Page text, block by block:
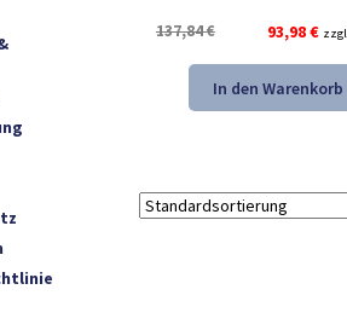
137,84€
war:
137,84 €
93,98€
ist:
In den Warenkorb